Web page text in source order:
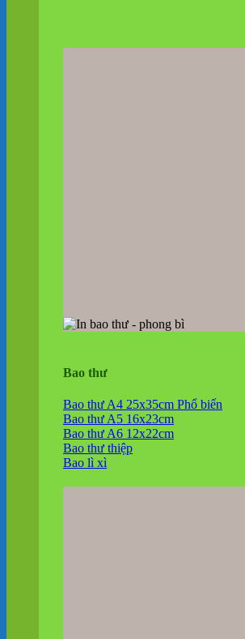
Bao thư
Bao thư A4 25x35cm
Bao thư A5 16x23cm
Bao thư A6 12x22cm
Bao thư thiệp
Bao lì xì